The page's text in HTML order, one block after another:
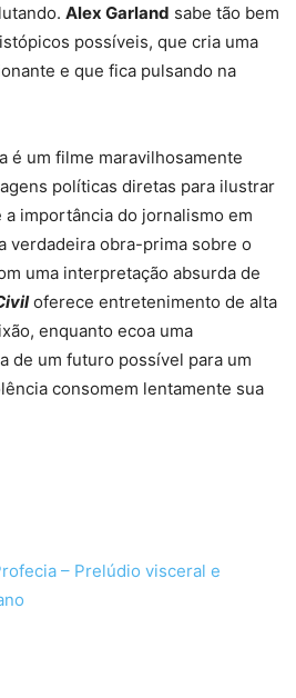
Alex Garland sabe tão bem
possíveis, que cria uma
e que fica pulsando na
é um filme maravilhosamente
políticas diretas para ilustrar
importância do jornalismo em
verdadeira obra-prima sobre o
uma interpretação absurda de
oferece entretenimento de alta
enquanto ecoa uma
de um futuro possível para um
consomem lentamente sua
– Prelúdio visceral e